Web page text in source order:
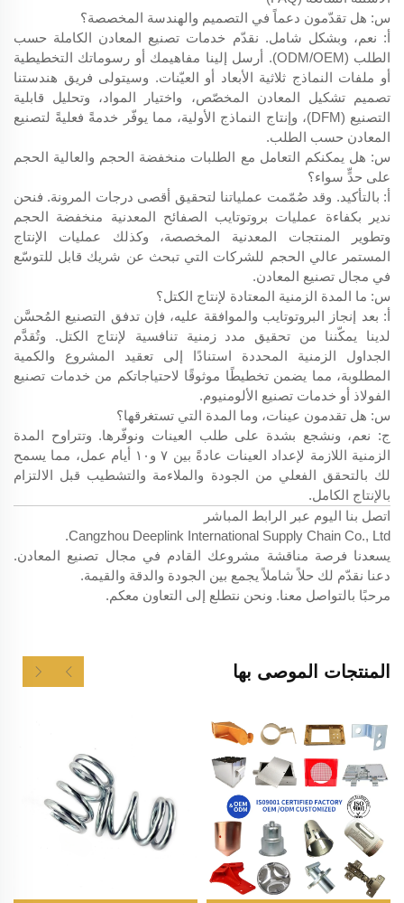
س: هل تقدّمون دعماً في التصميم والهندسة المخصصة؟
أ: نعم، وبشكل شامل. نقدّم خدمات تصنيع المعادن الكاملة حسب
الطلب (ODM/OEM). أرسل إلينا مفاهيمك أو رسوماتك التخطيطية
أو ملفات النماذج ثلاثية الأبعاد أو العيّنات. وسيتولى فريق هندستنا
تصميم تشكيل المعادن المخصّص، واختيار المواد، وتحليل قابلية
التصنيع (DFM)، وإنتاج النماذج الأولية، مما يوفّر خدمةً فعليةً لتصنيع
المعادن حسب الطلب.
س: هل يمكنكم التعامل مع الطلبات منخفضة الحجم والعالية الحجم
على حدٍّ سواء؟
أ: بالتأكيد. وقد صُمّمت عملياتنا لتحقيق أقصى درجات المرونة. فنحن
ندير بكفاءة عمليات بروتوتايب الصفائح المعدنية منخفضة الحجم
وتطوير المنتجات المعدنية المخصصة، وكذلك عمليات الإنتاج
المستمر عالي الحجم للشركات التي تبحث عن شريك قابل للتوسّع
في مجال تصنيع المعادن.
س: ما المدة الزمنية المعتادة لإنتاج الكتل؟
أ: بعد إنجاز البروتوتايب والموافقة عليه، فإن تدفق التصنيع المُحسَّن
لدينا يمكّننا من تحقيق مدد زمنية تنافسية لإنتاج الكتل. وتُقدَّم
الجداول الزمنية المحددة استنادًا إلى تعقيد المشروع والكمية
المطلوبة، مما يضمن تخطيطًا موثوقًا لاحتياجاتكم من خدمات تصنيع
الفولاذ أو خدمات تصنيع الألومنيوم.
س: هل تقدمون عينات، وما المدة التي تستغرقها؟
ج: نعم، ونشجع بشدة على طلب العينات ونوفّرها. وتتراوح المدة
الزمنية اللازمة لإعداد العينات عادةً بين ٧ و١٠ أيام عمل، مما يسمح
لك بالتحقق الفعلي من الجودة والملاءمة والتشطيب قبل الالتزام
بالإنتاج الكامل.
اتصل بنا اليوم عبر الرابط المباشر
Cangzhou Deeplink International Supply Chain Co., Ltd.
يسعدنا فرصة مناقشة مشروعك القادم في مجال تصنيع المعادن.
دعنا نقدّم لك حلاً شاملاً يجمع بين الجودة والدقة والقيمة.
مرحبًا بالتواصل معنا. ونحن نتطلع إلى التعاون معكم.
المنتجات الموصى بها